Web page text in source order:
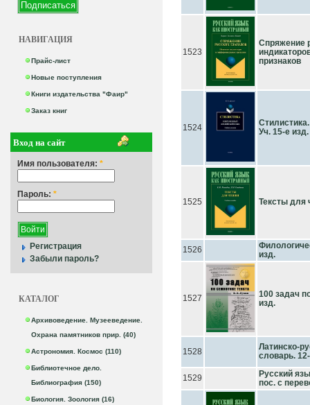
НАВИГАЦИЯ
Прайс-лист
Новые поступления
Книги издательства "Фаир"
Заказ книг
Вход на сайт
Имя пользователя: *
Пароль: *
Регистрация
Забыли пароль?
КАТАЛОГ
Архивоведение. Музееведение.
Охрана памятников прир. (40)
Астрономия. Космос (110)
Библиотечное дело.
Библиография (150)
Биология. Зоология (16)
1523
Спряжение
признаков
1524
Уч. 15-е изд.
1525 Тексты для
1526
изд.
1527
100 задач
изд.
1528
Латинско-
словарь.
1529
Русский
пос. с